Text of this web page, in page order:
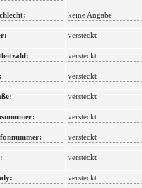
keine Angabe
versteckt
versteckt
versteckt
versteckt
versteckt
versteckt
versteckt
versteckt